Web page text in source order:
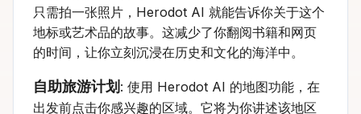
只需拍一张照片，Herodot AI 就能告诉你关于这个
地标或艺术品的故事。这减少了你翻阅书籍和网页
的时间，让你立刻沉浸在历史和文化的海洋中。
自助旅游计划 : 使用 Herodot AI 的地图功能，在
出发前点击你感兴趣的区域。它将为你讲述该地区